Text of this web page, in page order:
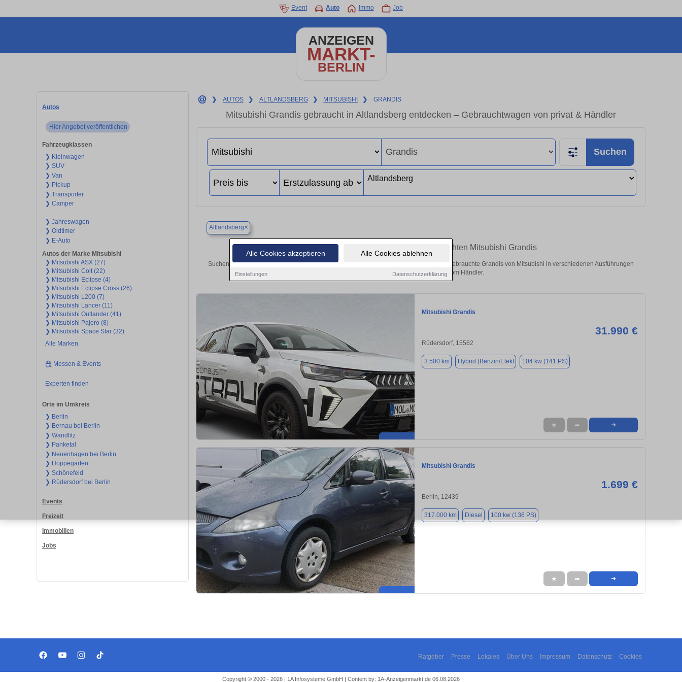
Alle Cookies akzeptieren Alle Cookies ablehnen
Einstellungen Datenschutzerklärung
Event Auto Immo Job
ANZEIGEN
MARKT-
BERLIN
Autos
Hier Angebot veröffentlichen
Fahrzeugklassen
❯ Kleinwagen
❯ SUV
❯ Van
❯ Pickup
❯ Transporter
❯ Camper
❯ Jahreswagen
❯ Oldtimer
❯ E-Auto
Autos der Marke Mitsubishi
❯ Mitsubishi ASX (27)
❯ Mitsubishi Colt (22)
❯ Mitsubishi Eclipse (4)
❯ Mitsubishi Eclipse Cross (26)
❯ Mitsubishi L200 (7)
❯ Mitsubishi Lancer (11)
❯ Mitsubishi Outlander (41)
❯ Mitsubishi Pajero (8)
❯ Mitsubishi Space Star (32)
Alle Marken
Messen & Events
Experten finden
Orte im Umkreis
❯ Berlin
❯ Bernau bei Berlin
❯ Wandlitz
❯ Panketal
❯ Neuenhagen bei Berlin
❯ Hoppegarten
❯ Schönefeld
❯ Rüdersdorf bei Berlin
Events
Freizeit
Immobilien
Jobs
❯ AUTOS ❯ ALTLANDSBERG ❯ MITSUBISHI ❯ GRANDIS
Mitsubishi Grandis gebraucht in Altlandsberg entdecken – Gebrauchtwagen von privat & Händler
Suchen
Altlandsberg×
Finden Sie in Altlandsberg Ihren gebrauchten Mitsubishi Grandis
Suchen Sie in Altlandsberg einen Mitsubishi Grandis Gebrauchtwagen? Entdecken Sie gebrauchte Grandis von Mitsubishi in verschiedenen Ausführungen
und Preisklassen von privat und vom Händler.
Mitsubishi Grandis
31.990 €
Rüdersdorf, 15562
3.500 km Hybrid (Benzin/Elekt 104 kw (141 PS)
★ ➦ ➜
Mitsubishi Grandis
1.699 €
Berlin, 12439
317.000 km Diesel 100 kw (136 PS)
★ ➦ ➜
Ratgeber Presse Lokales Über Uns Impressum Datenschutz Cookies
Copyright © 2000 - 2026 | 1A Infosysteme GmbH | Content by: 1A-Anzeigenmarkt.de 06.08.2026